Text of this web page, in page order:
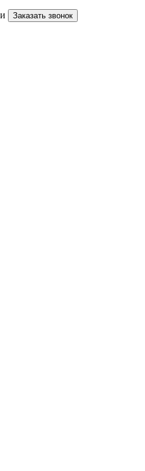
Заказать звонок